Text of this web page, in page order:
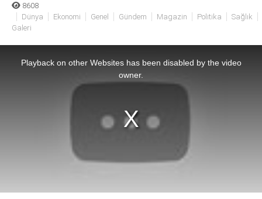
8608
Dünya
Ekonomi Genel Gündem Magazin Politika
Sağlık
Galeri
Playback on other Websites has been disabled by the video
owner.